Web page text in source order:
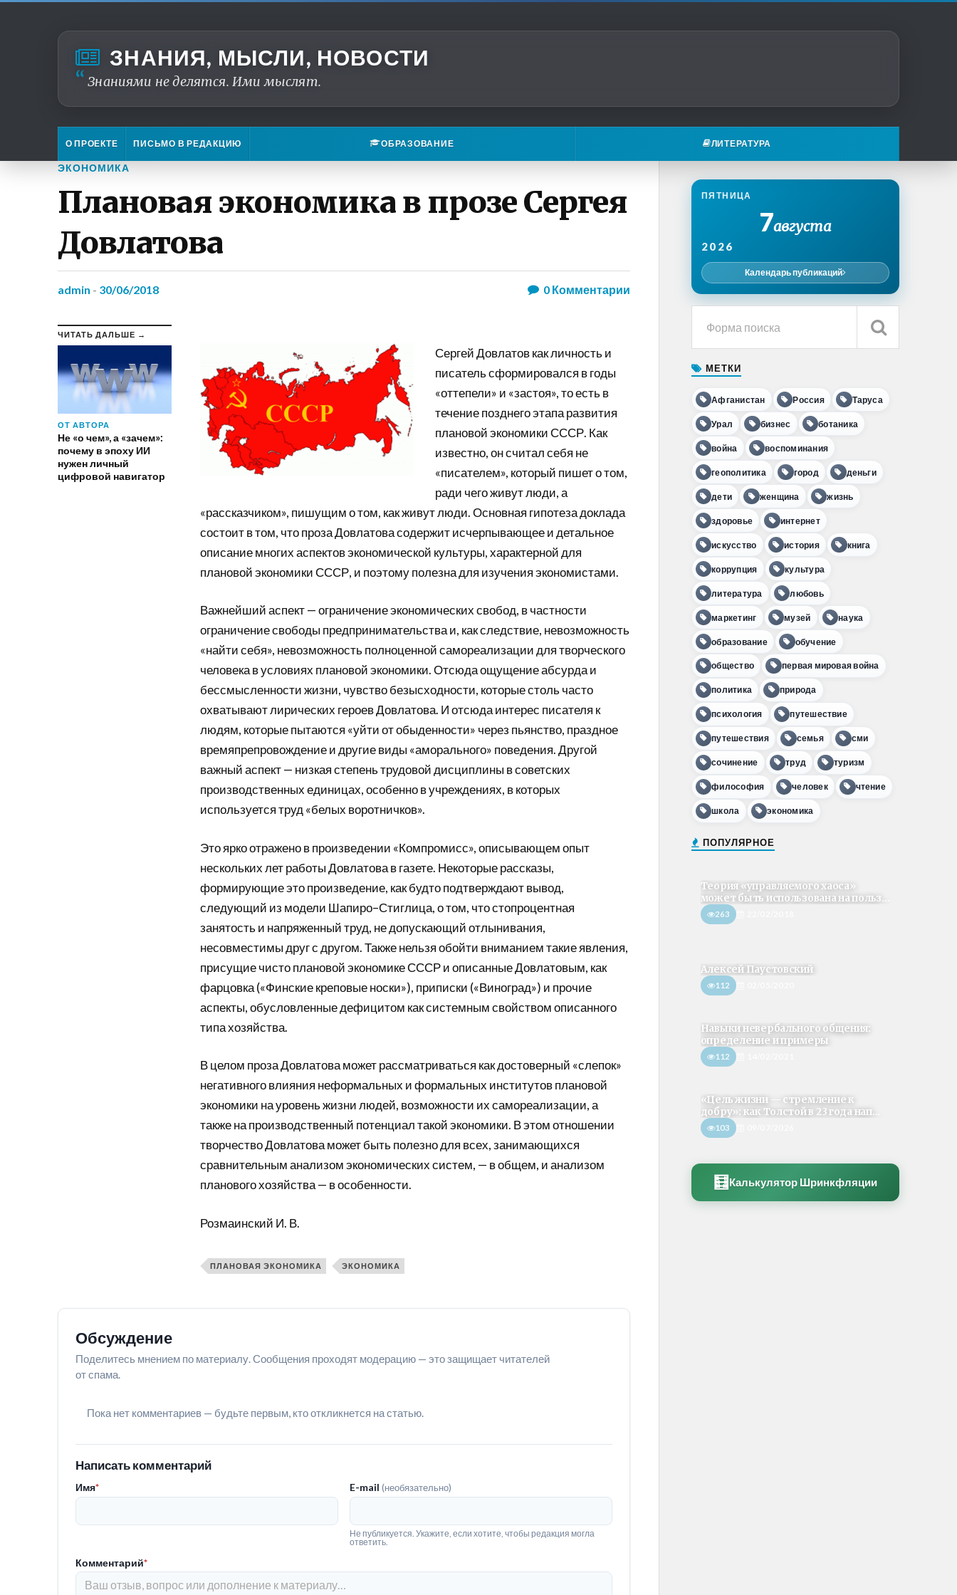
ЗНАНИЯ, МЫСЛИ, НОВОСТИ
Знаниями не делятся. Ими мыслят.
О ПРОЕКТЕ ПИСЬМО В РЕДАКЦИЮ ОБРАЗОВАНИЕ ЛИТЕРАТУРА
ЭКОНОМИКА
Плановая экономика в прозе Сергея
Довлатова
admin - 30/06/2018 0Комментарии
ЧИТАТЬ ДАЛЬШЕ →
ОТ АВТОРА
Не «о чем», а «зачем»:
почему в эпоху ИИ
нужен личный
цифровой навигатор
Сергей Довлатов как личность и
писатель сформировался в годы
«оттепели» и «застоя», то есть в
течение позднего этапа развития
плановой экономики СССР. Как
известно, он считал себя не
«писателем», который пишет о том,
ради чего живут люди, а
«рассказчиком», пишущим о том, как живут люди. Основная гипотеза доклада
состоит в том, что проза Довлатова содержит исчерпывающее и детальное
описание многих аспектов экономической культуры, характерной для
плановой экономики СССР, и поэтому полезна для изучения экономистами.
Важнейший аспект — ограничение экономических свобод, в частности
ограничение свободы предпринимательства и, как следствие, невозможность
«найти себя», невозможность полноценной самореализации для творческого
человека в условиях плановой экономики. Отсюда ощущение абсурда и
бессмысленности жизни, чувство безысходности, которые столь часто
охватывают лирических героев Довлатова. И отсюда интерес писателя к
людям, которые пытаются «уйти от обыденности» через пьянство, праздное
времяпрепровождение и другие виды «аморального» поведения. Другой
важный аспект — низкая степень трудовой дисциплины в советских
производственных единицах, особенно в учреждениях, в которых
используется труд «белых воротничков».
Это ярко отражено в произведении «Компромисс», описывающем опыт
нескольких лет работы Довлатова в газете. Некоторые рассказы,
формирующие это произведение, как будто подтверждают вывод,
следующий из модели Шапиро–Стиглица, о том, что стопроцентная
занятость и напряженный труд, не допускающий отлынивания,
несовместимы друг с другом. Также нельзя обойти вниманием такие явления,
присущие чисто плановой экономике СССР и описанные Довлатовым, как
фарцовка («Финские креповые носки»), приписки («Виноград») и прочие
аспекты, обусловленные дефицитом как системным свойством описанного
типа хозяйства.
В целом проза Довлатова может рассматриваться как достоверный «слепок»
негативного влияния неформальных и формальных институтов плановой
экономики на уровень жизни людей, возможности их самореализации, а
также на производственный потенциал такой экономики. В этом отношении
творчество Довлатова может быть полезно для всех, занимающихся
сравнительным анализом экономических систем, — в общем, и анализом
планового хозяйства — в особенности.
Розмаинский И. В.
ПЛАНОВАЯ ЭКОНОМИКА ЭКОНОМИКА
Обсуждение
Поделитесь мнением по материалу. Сообщения проходят модерацию — это защищает читателей
от спама.
Пока нет комментариев — будьте первым, кто откликнется на статью.
Написать комментарий
Имя* E-mail (необязательно)
Не публикуется. Укажите, если хотите, чтобы редакция могла
ответить.
Комментарий*
ПЯТНИЦА
7августа
2026
Календарь публикаций
МЕТКИ
Афганистан Россия Таруса
Урал бизнес ботаника
война воспоминания
геополитика город деньги
дети женщина жизнь
здоровье интернет
искусство история книга
коррупция культура
литература любовь
маркетинг музей наука
образование обучение
общество первая мировая война
политика природа
психология путешествие
путешествия семья сми
сочинение труд туризм
философия человек чтение
школа экономика
ПОПУЛЯРНОЕ
Теория «управляемого хаоса»
может быть использована на польз...
263
Алексей Паустовский
112
Навыки невербального общения:
определение и примеры
112
«Цель жизни — стремление к
добру»: как Толстой в 23 года нап...
103
🧮 Калькулятор Шринкфляции